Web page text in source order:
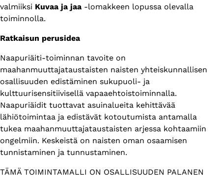
valmiiksi Kuvaa ja jaa -lomakkeen lopussa olevalla
toiminnolla.
Ratkaisun perusidea
Naapuriäiti-toiminnan tavoite on
maahanmuuttajataustaisten naisten yhteiskunnallisen
osallisuuden edistäminen sukupuoli- ja
kulttuurisensitiivisellä vapaaehtoistoiminnalla.
Naapuriäidit tuottavat asuinalueita kehittävää
lähiötoimintaa ja edistävät kotoutumista antamalla
tukea maahanmuuttajataustaisten arjessa kohtaamiin
ongelmiin. Keskeistä on naisten oman osaamisen
tunnistaminen ja tunnustaminen.
TÄMÄ TOIMINTAMALLI ON OSALLISUUDEN PALANEN